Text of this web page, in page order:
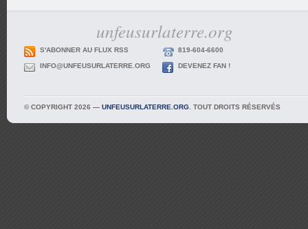
unfeusurlaterre.org
S'ABONNER AU FLUX RSS 819-604-6600
INFO@UNFEUSURLATERRE.ORG DEVENEZ FAN !
© COPYRIGHT 2026 — UNFEUSURLATERRE.ORG . TOUT DROITS RÉSERVÉS